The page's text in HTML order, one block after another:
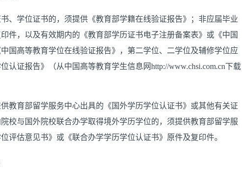
、学位证书的，须提供《教育部学籍在线验证报告》；非应届毕业
件，以及有效期内的《教育部学历证书电子注册备案表》或《中国
国高等教育学位在线验证报告》，第二学位、二学位及辅修学位应
认证报告》（从中国高等教育学生信息网http://www.chsi.com.cn下载
教育部留学服务中心出具的《国外学历学位认证书》或其他有关证
校与国外院校联合办学取得境外学历学位的，须提供教育部留学服
评估意见书》或《联合办学学历学位认证书》原件及复印件。